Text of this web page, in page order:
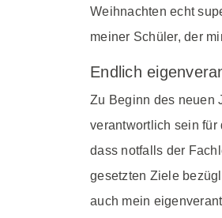
Weihnachten echt
meiner Schüler, der
Endlich
Zu Beginn des neuen
verantwortlich sein für
dass notfalls der
gesetzten Ziele
auch mein